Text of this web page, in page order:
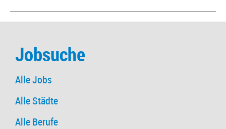
Jobsuche
Alle Jobs
Alle Städte
Alle Berufe